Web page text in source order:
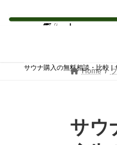
サウナ購入の無料相談・比較 |
Home
サウ